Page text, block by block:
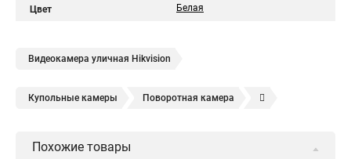
Цвет Белая
Видеокамера уличная Hikvision
Купольные камеры Поворотная камера
Камера видеонаблюдения hikvision
Похожие товары